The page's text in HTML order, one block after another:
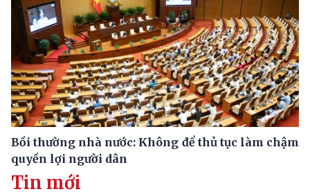
Bồi thường nhà nước: Không để thủ tục làm chậm
quyền lợi người dân
Tin mới